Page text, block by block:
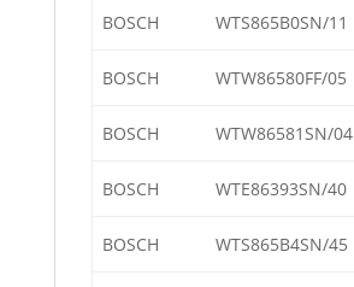
BOSCH WTS865B0SN/11
BOSCH WTW86580FF/05
BOSCH WTW86581SN/04
BOSCH WTE86393SN/40
BOSCH WTS865B4SN/45